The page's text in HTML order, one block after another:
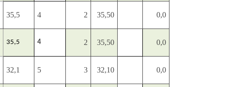
35,5 4 2 35,50 0,0
35,5 4 2 35,50 0,0
32,1 5 3 32,10 0,0